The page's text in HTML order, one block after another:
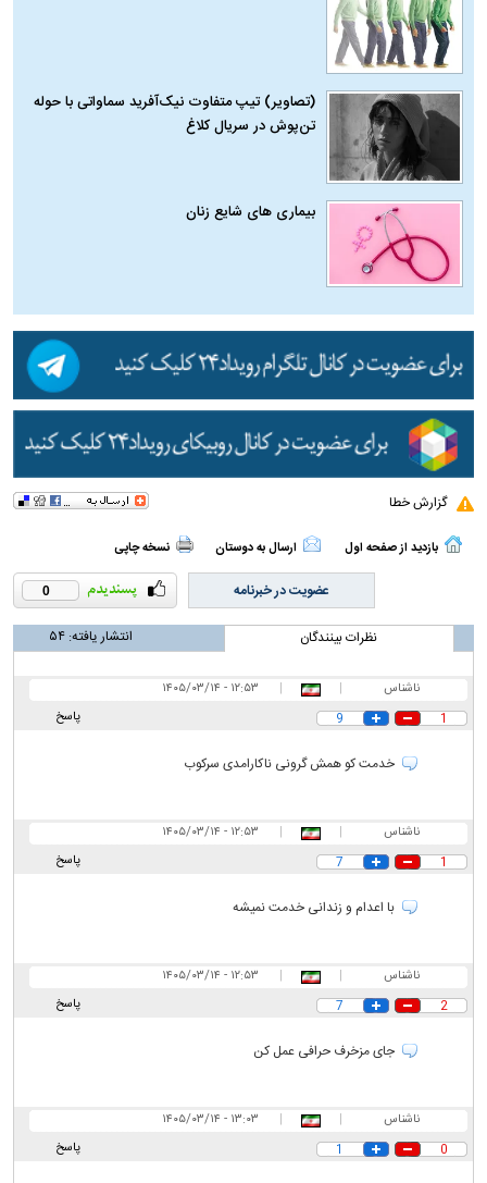
(تصاویر) تیپ متفاوت نیک‌آفرید سماواتی با حوله
تن‌پوش در سریال کلاغ
بیماری‌ های شایع زنان
گزارش خطا
بازدید از صفحه اول ارسال به دوستان نسخه چاپی
0 عضویت در خبرنامه
نظرات بینندگان انتشار یافته: ۵۴
ناشناس |
|
۱۲:۵۳ - ۱۴۰۵/۰۳/۱۴
پاسخ
1
9
خدمت کو همش گرونی ناکارامدی سرکوب
ناشناس |
|
۱۲:۵۳ - ۱۴۰۵/۰۳/۱۴
پاسخ
1
7
با اعدام و زندانی خدمت نمیشه
ناشناس |
|
۱۲:۵۳ - ۱۴۰۵/۰۳/۱۴
پاسخ
2
7
جای مزخرف حرافی عمل کن
ناشناس |
|
۱۳:۰۳ - ۱۴۰۵/۰۳/۱۴
پاسخ
0
1